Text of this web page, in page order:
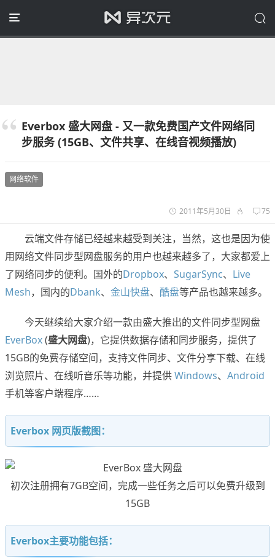
Everbox 盛大网盘 - 又一款免费国产文件网络同
步服务 (15GB、文件共享、在线音视频播放)
网络软件
2011年5月30日 75
云端文件存储已经越来越受到关注，当然，这也是因为使
用网络文件同步型网盘服务的用户也越来越多了，大家都爱上
了网络同步的便利。国外的Dropbox、 SugarSync、 Live
Mesh，国内的Dbank、 金山快盘、 酷盘等产品也越来越多。
今天继续给大家介绍一款由盛大推出的文件同步型网盘
EverBox(盛大网盘)，它提供数据存储和同步服务，提供了
15GB的免费存储空间，支持文件同步、文件分享下载、在线
浏览照片、在线听音乐等功能，并提供Windows、 Android
手机等客户端程序……
Everbox 网页版截图：
初次注册拥有7GB空间，完成一些任务之后可以免费升级到
15GB
Everbox主要功能包括：